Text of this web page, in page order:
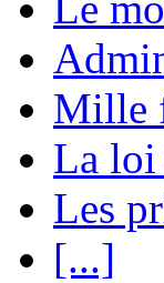
Mille
La
Les
[...]